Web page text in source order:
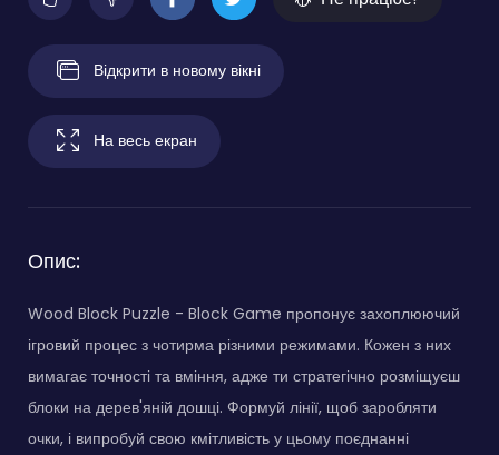
Відкрити в новому вікні
На весь екран
Опис:
Wood Block Puzzle - Block Game пропонує захоплюючий
ігровий процес з чотирма різними режимами. Кожен з них
вимагає точності та вміння, адже ти стратегічно розміщуєш
блоки на дерев'яній дошці. Формуй лінії, щоб заробляти
очки, і випробуй свою кмітливість у цьому поєднанні